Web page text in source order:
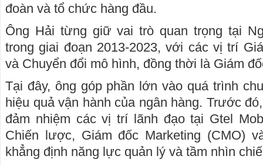
đoàn và tổ chức hàng đầu.
Ông Hải từng giữ vai trò quan trọng tại
trong giai đoạn 2013-2023, với các vị trí
và Chuyển đổi mô hình, đồng thời là Giám
Tại đây, ông góp phần lớn vào quá trình
hiệu quả vận hành của ngân hàng. Trước
đảm nhiệm các vị trí lãnh đạo tại Gtel
Chiến lược, Giám đốc Marketing (CMO)
khẳng định năng lực quản lý và tầm nhìn